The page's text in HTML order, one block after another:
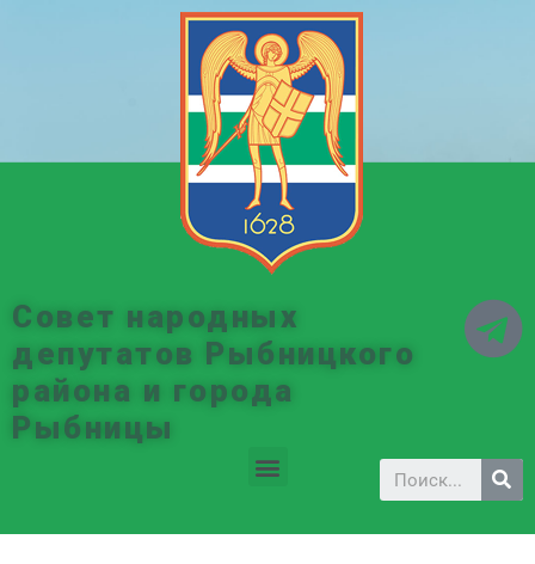
Совет народных
депутатов Рыбницкого
района и города
Рыбницы